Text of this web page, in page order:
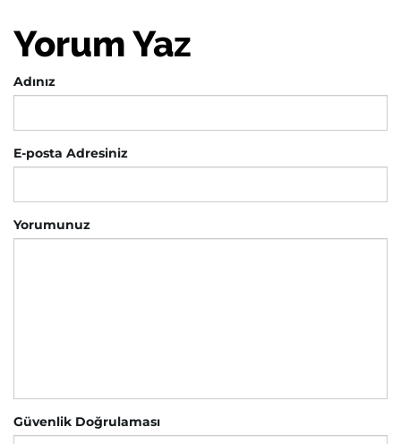
Yorum Yaz
Adınız
E-posta Adresiniz
Yorumunuz
Güvenlik Doğrulaması